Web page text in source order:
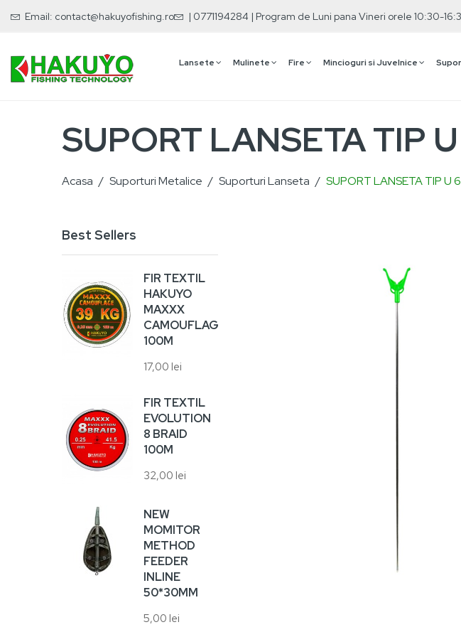
| 0771194284 | Program de Luni pana Vineri orele 10:30-
Email: contact@hakuyofishing.ro
Lansete Mulinete Fire Mincioguri si Juvelnice
SUPORT LANSETA TIP
Acasa Suporturi Metalice Suporturi Lanseta SUPORT LANSETA TIP U
Best Sellers
FIR TEXTIL
HAKUYO
MAXXX
CAMOUFLAGE
100M
17,00 lei
FIR TEXTIL
EVOLUTION
8 BRAID
100M
32,00 lei
NEW
MOMITOR
METHOD
FEEDER
INLINE
50*30MM
5,00 lei